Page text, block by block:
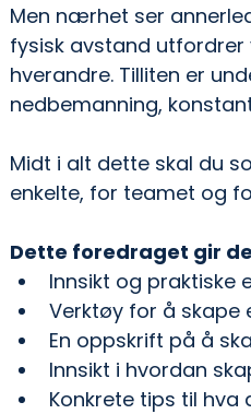
Men nærhet ser
fysisk avstand
hverandre. Tilliten er
nedbemanning,
Midt i alt dette skal du
enkelte, for teamet og
Dette foredraget gir
Innsikt og praktiske
Verktøy for å skape
En oppskrift på å
Innsikt i hvordan
Konkrete tips til